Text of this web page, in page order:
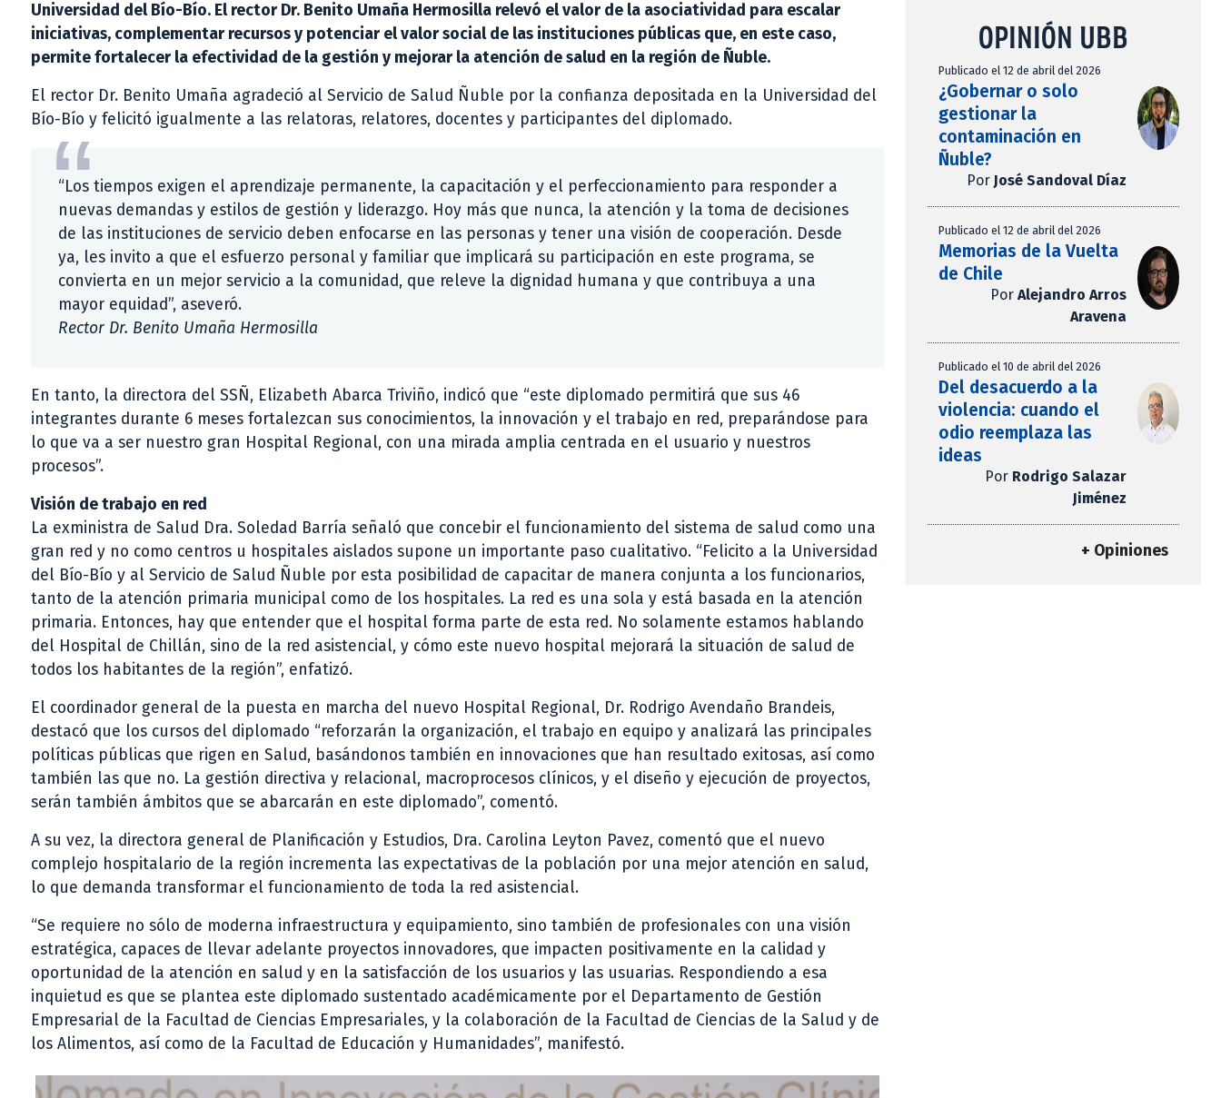
Universidad del Bío-Bío. El rector Dr. Benito Umaña Hermosilla relevó el valor de la asociatividad para escalar
iniciativas, complementar recursos y potenciar el valor social de las instituciones públicas que, en este caso,
permite fortalecer la efectividad de la gestión y mejorar la atención de salud en la región de Ñuble.
El rector Dr. Benito Umaña agradeció al Servicio de Salud Ñuble por la confianza depositada en la Universidad del
Bío-Bío y felicitó igualmente a las relatoras, relatores, docentes y participantes del diplomado.
“Los tiempos exigen el aprendizaje permanente, la capacitación y el perfeccionamiento para responder a
nuevas demandas y estilos de gestión y liderazgo. Hoy más que nunca, la atención y la toma de decisiones
de las instituciones de servicio deben enfocarse en las personas y tener una visión de cooperación. Desde
ya, les invito a que el esfuerzo personal y familiar que implicará su participación en este programa, se
convierta en un mejor servicio a la comunidad, que releve la dignidad humana y que contribuya a una
mayor equidad”, aseveró.
Rector Dr. Benito Umaña Hermosilla
En tanto, la directora del SSÑ, Elizabeth Abarca Triviño, indicó que “este diplomado permitirá que sus 46
integrantes durante 6 meses fortalezcan sus conocimientos, la innovación y el trabajo en red, preparándose para
lo que va a ser nuestro gran Hospital Regional, con una mirada amplia centrada en el usuario y nuestros
procesos”.
Visión de trabajo en red
La exministra de Salud Dra. Soledad Barría señaló que concebir el funcionamiento del sistema de salud como una
gran red y no como centros u hospitales aislados supone un importante paso cualitativo. “Felicito a la Universidad
del Bío-Bío y al Servicio de Salud Ñuble por esta posibilidad de capacitar de manera conjunta a los funcionarios,
tanto de la atención primaria municipal como de los hospitales. La red es una sola y está basada en la atención
primaria. Entonces, hay que entender que el hospital forma parte de esta red. No solamente estamos hablando
del Hospital de Chillán, sino de la red asistencial, y cómo este nuevo hospital mejorará la situación de salud de
todos los habitantes de la región”, enfatizó.
El coordinador general de la puesta en marcha del nuevo Hospital Regional, Dr. Rodrigo Avendaño Brandeis,
destacó que los cursos del diplomado “reforzarán la organización, el trabajo en equipo y analizará las principales
políticas públicas que rigen en Salud, basándonos también en innovaciones que han resultado exitosas, así como
también las que no. La gestión directiva y relacional, macroprocesos clínicos, y el diseño y ejecución de proyectos,
serán también ámbitos que se abarcarán en este diplomado”, comentó.
A su vez, la directora general de Planificación y Estudios, Dra. Carolina Leyton Pavez, comentó que el nuevo
complejo hospitalario de la región incrementa las expectativas de la población por una mejor atención en salud,
lo que demanda transformar el funcionamiento de toda la red asistencial.
“Se requiere no sólo de moderna infraestructura y equipamiento, sino también de profesionales con una visión
estratégica, capaces de llevar adelante proyectos innovadores, que impacten positivamente en la calidad y
oportunidad de la atención en salud y en la satisfacción de los usuarios y las usuarias. Respondiendo a esa
inquietud es que se plantea este diplomado sustentado académicamente por el Departamento de Gestión
Empresarial de la Facultad de Ciencias Empresariales, y la colaboración de la Facultad de Ciencias de la Salud y de
los Alimentos, así como de la Facultad de Educación y Humanidades”, manifestó.
OPINIÓN UBB
Publicado el 12 de abril del 2026
¿Gobernar o solo
gestionar la
contaminación en
Ñuble?
Por José Sandoval Díaz
Publicado el 12 de abril del 2026
Memorias de la Vuelta
de Chile
Por Alejandro Arros
Aravena
Publicado el 10 de abril del 2026
Del desacuerdo a la
violencia: cuando el
odio reemplaza las
ideas
Por Rodrigo Salazar
Jiménez
+ Opiniones